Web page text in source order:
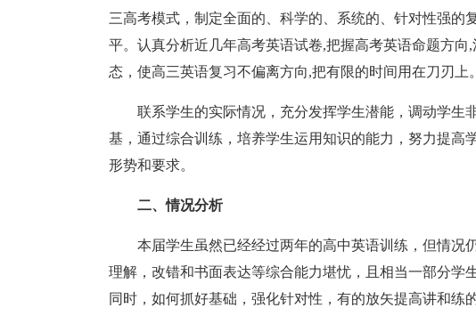
三高考模式，制定全面的、科学的、系统的、针对性强的
平。认真分析近几年高考英语试卷,把握高考英语命题方
态，使高三英语复习不偏离方向,把有限的时间用在刀刃上。
联系学生的实际情况，充分发挥学生潜能，调动学生
基，通过综合训练，培养学生运用知识的能力，努力提高
形势和要求。
二、情况分析
本届学生虽然已经经过两年的高中英语训练，但情况
理解，改错和书面表达等综合能力堪忧，且相当一部分学
同时，如何抓好基础，强化针对性，有的放矢提高讲和练